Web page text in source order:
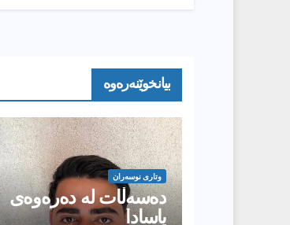
بیانخوێنەرەوە
وتارى نوسەران
دەسەڵات لە دەرەوەی
یاسادا